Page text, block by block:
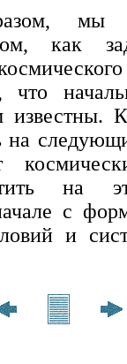
мы
как
что
известны.
на
на
с
и